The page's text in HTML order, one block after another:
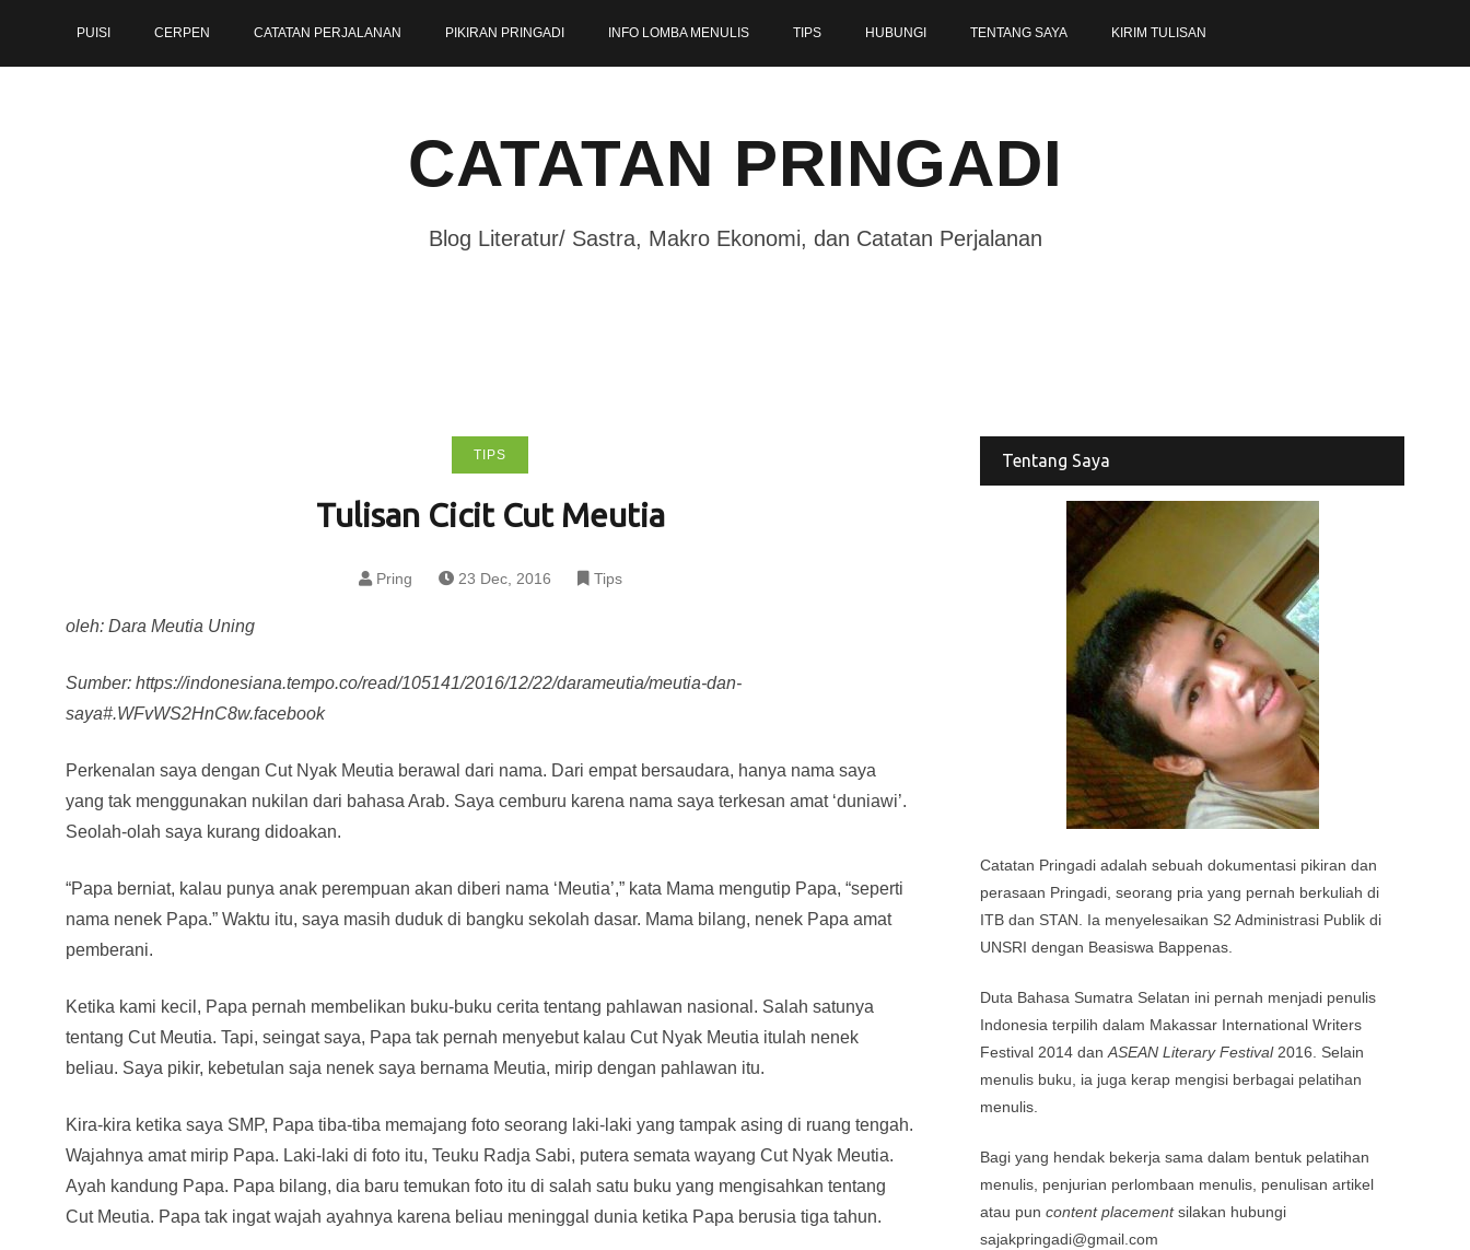
PUISI CERPEN CATATAN PERJALANAN PIKIRAN PRINGADI INFO LOMBA MENULIS TIPS HUBUNGI TENTANG SAYA KIRIM TULISAN
CATATAN PRINGADI
Blog Literatur/ Sastra, Makro Ekonomi, dan Catatan Perjalanan
TIPS
Tulisan Cicit Cut Meutia
Pring 23 Dec, 2016 Tips
oleh: Dara Meutia Uning
Sumber: https://indonesiana.tempo.co/read/105141/2016/12/22/darameutia/meutia-dan-
saya#.WFvWS2HnC8w.facebook
Perkenalan saya dengan Cut Nyak Meutia berawal dari nama. Dari empat bersaudara, hanya nama saya
yang tak menggunakan nukilan dari bahasa Arab. Saya cemburu karena nama saya terkesan amat ‘duniawi’.
Seolah-olah saya kurang didoakan.
“Papa berniat, kalau punya anak perempuan akan diberi nama ‘Meutia’,” kata Mama mengutip Papa, “seperti
nama nenek Papa.” Waktu itu, saya masih duduk di bangku sekolah dasar. Mama bilang, nenek Papa amat
pemberani.
Ketika kami kecil, Papa pernah membelikan buku-buku cerita tentang pahlawan nasional. Salah satunya
tentang Cut Meutia. Tapi, seingat saya, Papa tak pernah menyebut kalau Cut Nyak Meutia itulah nenek
beliau. Saya pikir, kebetulan saja nenek saya bernama Meutia, mirip dengan pahlawan itu.
Kira-kira ketika saya SMP, Papa tiba-tiba memajang foto seorang laki-laki yang tampak asing di ruang tengah.
Wajahnya amat mirip Papa. Laki-laki di foto itu, Teuku Radja Sabi, putera semata wayang Cut Nyak Meutia.
Ayah kandung Papa. Papa bilang, dia baru temukan foto itu di salah satu buku yang mengisahkan tentang
Cut Meutia. Papa tak ingat wajah ayahnya karena beliau meninggal dunia ketika Papa berusia tiga tahun.
Tentang Saya
Catatan Pringadi adalah sebuah dokumentasi pikiran dan
perasaan Pringadi, seorang pria yang pernah berkuliah di
ITB dan STAN. Ia menyelesaikan S2 Administrasi Publik di
UNSRI dengan Beasiswa Bappenas.
Duta Bahasa Sumatra Selatan ini pernah menjadi penulis
Indonesia terpilih dalam Makassar International Writers
Festival 2014 danASEAN Literary Festival2016. Selain
menulis buku, ia juga kerap mengisi berbagai pelatihan
menulis.
Bagi yang hendak bekerja sama dalam bentuk pelatihan
menulis, penjurian perlombaan menulis, penulisan artikel
atau pun content placementsilakan hubungi
sajakpringadi@gmail.com